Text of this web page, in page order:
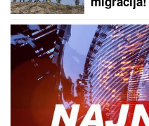
Srbija je
OVDE